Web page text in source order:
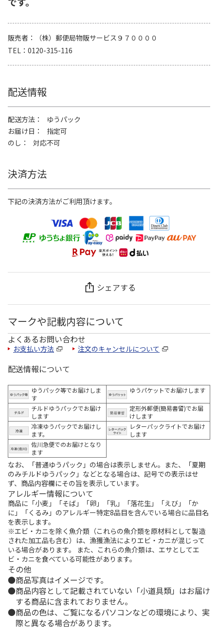
販売者
（株）郵便局物販サービス９７００００
TEL
0120-315-116
配送情報
配送方法
ゆうパック
お届け日
指定可
のし
対応不可
決済方法
下記の決済方法がご利用頂けます。
シェアする
マークや記載内容について
よくあるお問い合わせ
お支払い方法 注文のキャンセルについて
配送情報について
ゆうパック等でお届けしま
す
ゆうパケットでお届けします
チルドゆうパックでお届け
します
定形外郵便(簡易書留)でお届
けします
冷凍ゆうパックでお届けし
ます。
レターパックライトでお届け
します
佐川急便でのお届けとなり
ます
なお、「普通ゆうパック」の場合は表示しません。また、「夏期
のみチルドゆうパック」などとなる場合は、記号での表示はせ
ず、商品内容欄にその旨を表示しています。
アレルギー情報について
商品に「小麦」「そば」「卵」「乳」「落花生」「えび」「か
に」「くるみ」のアレルギー特定8品目を含んでいる場合に品目名
を表示します。
※エビ・カニを除く魚介類（これらの魚介類を原材料として製造
された加工品も含む）は、漁獲漁法によりエビ・カニが混じって
いる場合があります。 また、これらの魚介類は、エサとしてエ
ビ・カニを食べている可能性があります。
その他
商品写真はイメージです。
商品内容として記載されていない「小道具類」はお届け
する商品に含まれておりません。
商品の色は、ご覧になるパソコンなどの環境により、実
際と異なる場合があります。